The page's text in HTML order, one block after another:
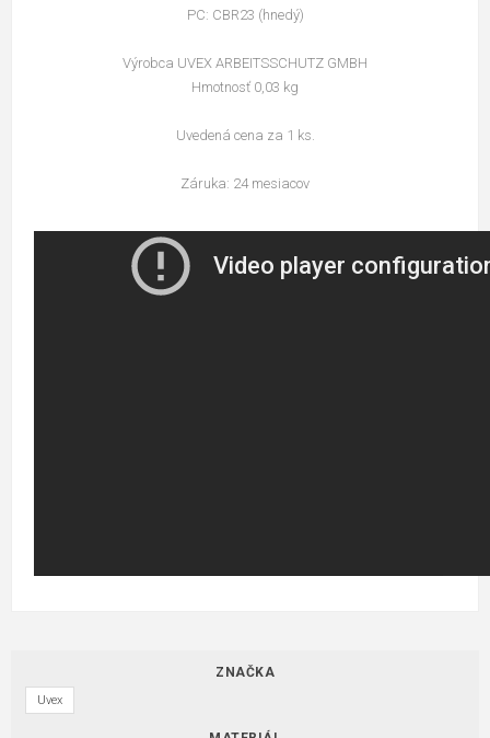
PC: CBR23 (hnedý)
Výrobca UVEX ARBEITSSCHUTZ GMBH
Hmotnosť 0,03 kg
Uvedená cena za 1 ks.
Záruka: 24 mesiacov
ZNAČKA
Uvex